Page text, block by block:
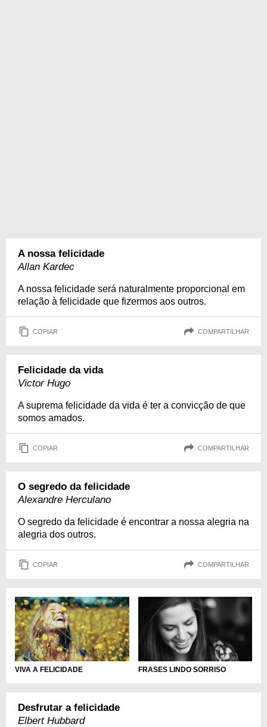
A nossa felicidade
Allan Kardec
A nossa felicidade será naturalmente proporcional em
relação à felicidade que fizermos aos outros.
COPIAR COMPARTILHAR
Felicidade da vida
Victor Hugo
A suprema felicidade da vida é ter a convicção de que
somos amados.
COPIAR COMPARTILHAR
O segredo da felicidade
Alexandre Herculano
O segredo da felicidade é encontrar a nossa alegria na
alegria dos outros.
COPIAR COMPARTILHAR
VIVA A FELICIDADE FRASES LINDO SORRISO
Desfrutar a felicidade
Elbert Hubbard